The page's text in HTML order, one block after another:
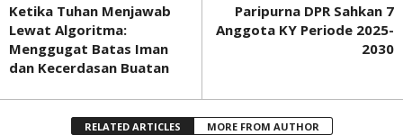
Ketika Tuhan Menjawab
Lewat Algoritma:
Menggugat Batas Iman
dan Kecerdasan Buatan
Paripurna DPR Sahkan 7
Anggota KY Periode 2025-
2030
RELATED ARTICLES MORE FROM AUTHOR